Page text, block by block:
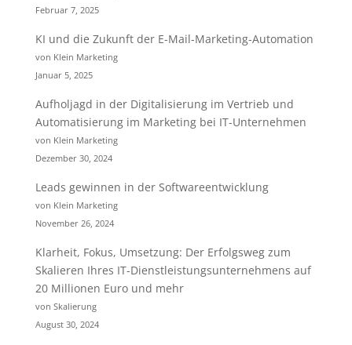
Februar 7, 2025
KI und die Zukunft der E-Mail-Marketing-Automation
von Klein Marketing
Januar 5, 2025
Aufholjagd in der Digitalisierung im Vertrieb und
Automatisierung im Marketing bei IT-Unternehmen
von Klein Marketing
Dezember 30, 2024
Leads gewinnen in der Softwareentwicklung
von Klein Marketing
November 26, 2024
Klarheit, Fokus, Umsetzung: Der Erfolgsweg zum
Skalieren Ihres IT-Dienstleistungsunternehmens auf
20 Millionen Euro und mehr
von Skalierung
August 30, 2024